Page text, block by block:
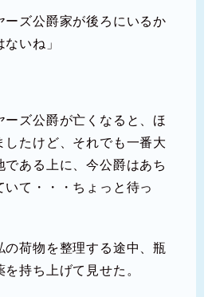
ーズ公爵家が後ろにいるか
いね」
ーズ公爵が亡くなると、ほ
したけど、それでも一番大
である上に、今公爵はあち
いて・・・ちょっと待っ
の荷物を整理する途中、瓶
持ち上げて見せた。